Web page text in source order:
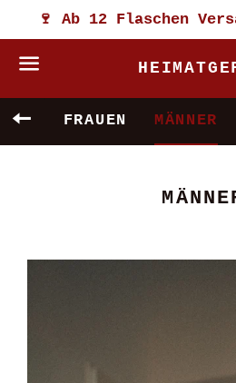
🍷 Ab 12 Flaschen
ZURÜCK ZUR SEITEN-
FRAUEN MÄNNER